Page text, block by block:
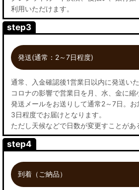
利用いただけます。
step3
発送(通常：2～7日程度)
通常、入金確認後1営業日以内に発送いた
コロナの影響で営業日を月、水、金に縮
発送メールをお送りして通常2～7日。お
3日程度でお届けとなります。
ただし天候などで日数が変更すことがあ
step4
到着（ご納品）